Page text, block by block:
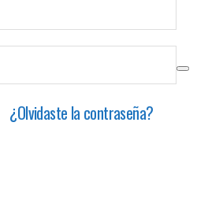
¿Olvidaste la contraseña?